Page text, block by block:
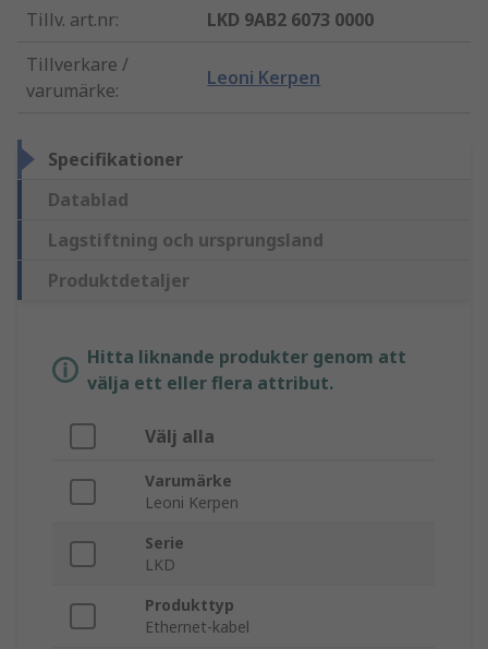
Tillv. art.nr:
LKD 9AB2 6073 0000
Tillverkare /
varumärke:
Leoni Kerpen
Specifikationer
Datablad
Lagstiftning och ursprungsland
Produktdetaljer
Hitta liknande produkter genom att
välja ett eller flera attribut.
Välj alla
Varumärke
Leoni Kerpen
Serie
LKD
Produkttyp
Ethernet-kabel